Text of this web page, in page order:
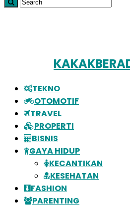
TEKNO
OTOMOTIF
TRAVEL
PROPERTI
BISNIS
GAYA HIDUP
KECANTIKAN
KESEHATAN
FASHION
PARENTING